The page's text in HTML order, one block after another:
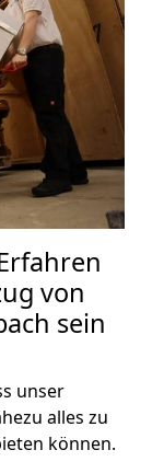
von
sein
unser
alles zu
können.